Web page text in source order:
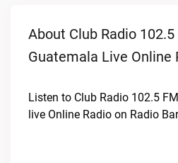
About Club Radio
Guatemala Live Online
Listen to Club Radio 102.5
live Online Radio on Radio